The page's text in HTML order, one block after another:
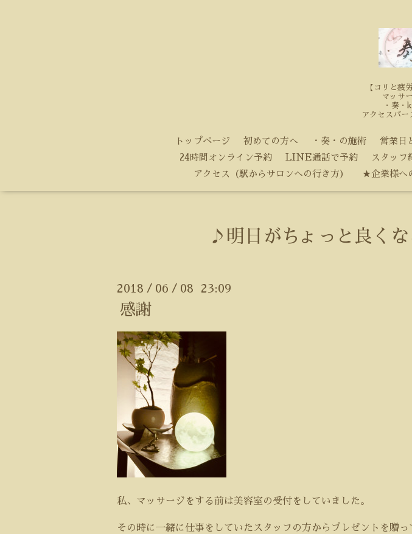
【コリと疲
マッサ
・奏・
アクセスバー
トップページ 初めての方へ ・奏・の施術 営業日
24時間オンライン予約
LINE通話で予約 スタッフ
アクセス（駅からサロンへの行き方）
★企業様へ
♪明日がちょっと良く
2018 / 06 / 08 23:09
感謝
私、マッサージをする前は美容室の受付をしていました。
その時に一緒に仕事をしていたスタッフの方からプレゼントを贈っ